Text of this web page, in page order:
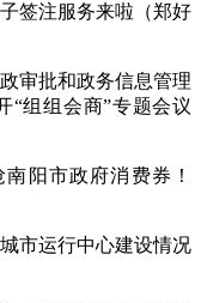
签注服务来啦（郑好
审批和政务信息管理
“组组会商”专题会议
阳市政府消费券！
市运行中心建设情况